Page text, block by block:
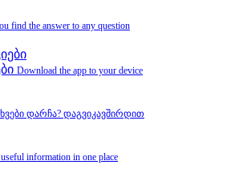
find the answer to any question
Download the app to your device
დარჩა? დაგვიკავშირდით
information in one place